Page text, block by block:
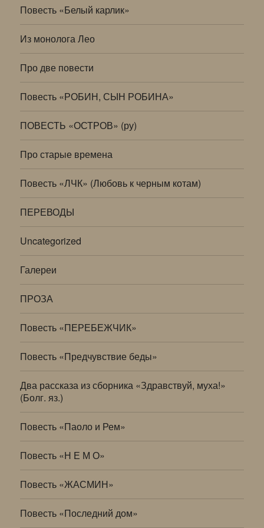
Повесть «Белый карлик»
Из монолога Лео
Про две повести
Повесть «РОБИН, СЫН РОБИНА»
ПОВЕСТЬ «ОСТРОВ» (ру)
Про старые времена
Повесть «ЛЧК» (Любовь к черным котам)
ПЕРЕВОДЫ
Uncategorized
Галереи
ПРОЗА
Повесть «ПЕРЕБЕЖЧИК»
Повесть «Предчувствие беды»
Два рассказа из сборника «Здравствуй, муха!»
(Болг. яз.)
Повесть «Паоло и Рем»
Повесть «Н Е М О»
Повесть «ЖАСМИН»
Повесть «Последний дом»